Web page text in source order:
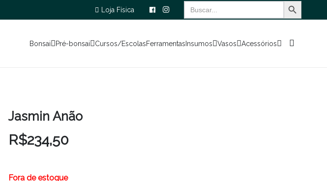
Loja Física
Search
for:
Bonsai Pré-bonsai Cursos/EscolasFerramentasInsumos Vasos Acessórios
Jasmin Anão
R$234,50
Fora de estoque